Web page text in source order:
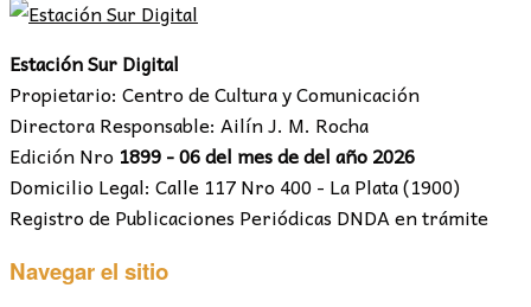
Estación Sur Digital
Propietario: Centro de Cultura y Comunicación
Directora Responsable: Ailín J. M. Rocha
Edición Nro 1899 - 06 del mes de del año 2026
Domicilio Legal: Calle 117 Nro 400 - La Plata (1900)
Registro de Publicaciones Periódicas DNDA en trámite
Navegar el sitio